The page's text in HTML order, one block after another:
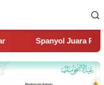
2026, Kalahkan Argentina